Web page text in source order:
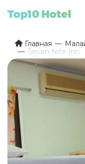
Главная
Seven Nite Inn